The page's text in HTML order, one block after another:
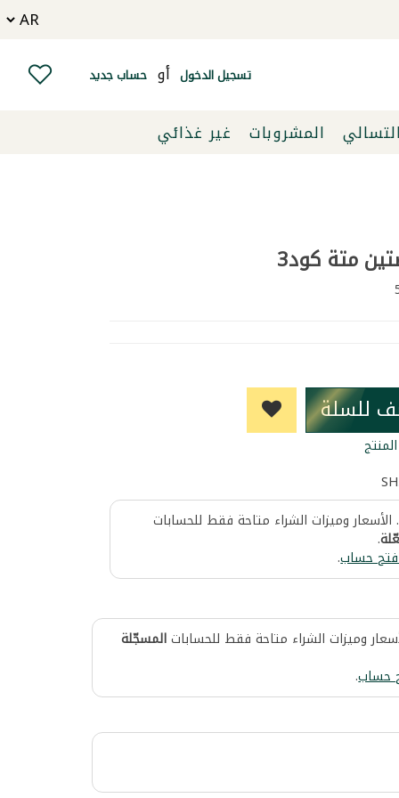
تسجيل الدخول أو حساب جديد
المشروبات
غير غذائي
متة كود3
للسلة
وميزات الشراء متاحة فقط للحسابات
.
حساب.
وميزات الشراء متاحة فقط للحساباتالمسجّلة
حساب.